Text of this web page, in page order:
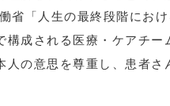
省「人生の最終段階にお
成される医療・ケアチー
の意思を尊重し、患者さ